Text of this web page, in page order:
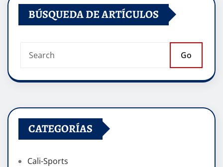
BÚSQUEDA DE ARTÍCULOS
Go
CATEGORÍAS
Cali-Sports